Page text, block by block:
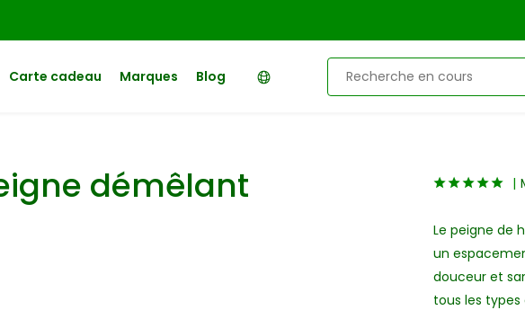
Carte cadeau Marques Blog
démêlant
Le peigne de
un
douceur et
tous les